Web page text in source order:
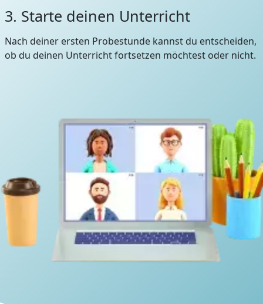
3. Starte deinen Unterricht
Nach deiner ersten Probestunde kannst du entscheiden,
ob du deinen Unterricht fortsetzen möchtest oder nicht.